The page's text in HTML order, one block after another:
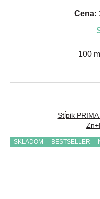
Cena:
100 m
Stĺpik
SKLADOM BESTSELLER